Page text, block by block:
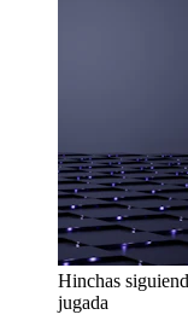
Hinchas
jugada